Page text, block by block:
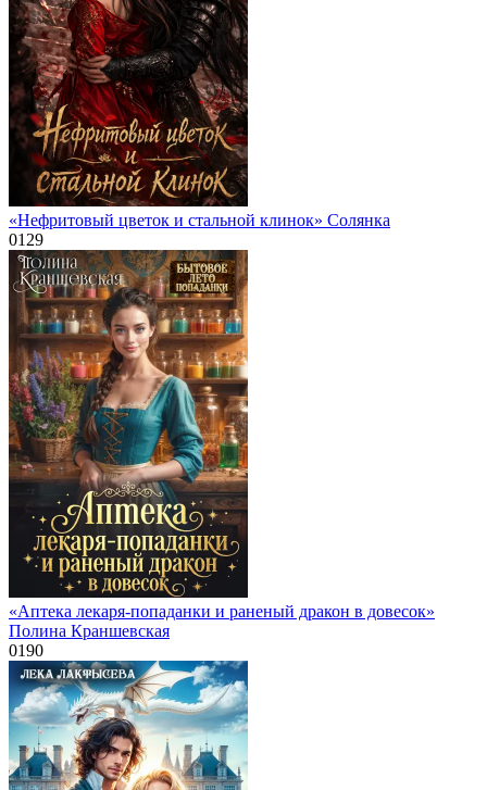
«Нефритовый цветок и стальной клинок» Солянка
0129
«Аптека лекаря-попаданки и раненый дракон в довесок»
Полина Краншевская
0190